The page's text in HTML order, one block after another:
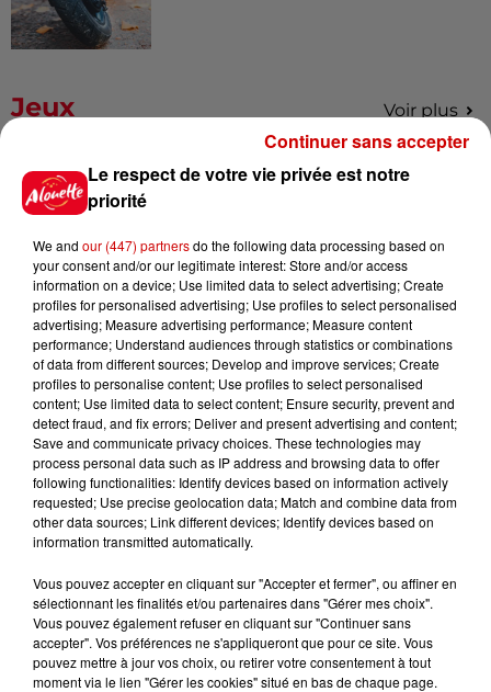
Jeux Voir plus
Gagnez vos places pour le
festival Marché Gourmand 2026
Le Duel - Gagnez vos entrées
pour l'un des zoos de nos
régions !
Destination Vacances - Gagnez
votre séjour en famille au cœur
de la...
Destination Vacances : inscrivez-
vous !
Le respect de votre vie privée est notre
priorité
We and our (447) partnersdo the following data processing based on
your consent and/or our legitimate interest: Store and/or access
information on a device; Use limited data to select advertising; Create
profiles for personalised advertising; Use profiles to select personalised
advertising; Measure advertising performance; Measure content
performance; Understand audiences through statistics or combinations
of data from different sources; Develop and improve services; Create
profiles to personalise content; Use profiles to select personalised
content; Use limited data to select content; Ensure security, prevent and
detect fraud, and fix errors; Deliver and present advertising and content;
Save and communicate privacy choices. These technologies may
process personal data such as IP address and browsing data to offer
following functionalities: Identify devices based on information actively
requested; Use precise geolocation data; Match and combine data from
other data sources; Link different devices; Identify devices based on
information transmitted automatically.
Vous pouvez accepter en cliquant sur "Accepter et fermer", ou affiner en
sélectionnant les finalités et/ou partenaires dans "Gérer mes choix".
Vous pouvez également refuser en cliquant sur "Continuer sans
accepter". Vos préférences ne s'appliqueront que pour ce site. Vous
pouvez mettre à jour vos choix, ou retirer votre consentement à tout
moment via le lien "Gérer les cookies" situé en bas de chaque page.
Continuer sans accepter